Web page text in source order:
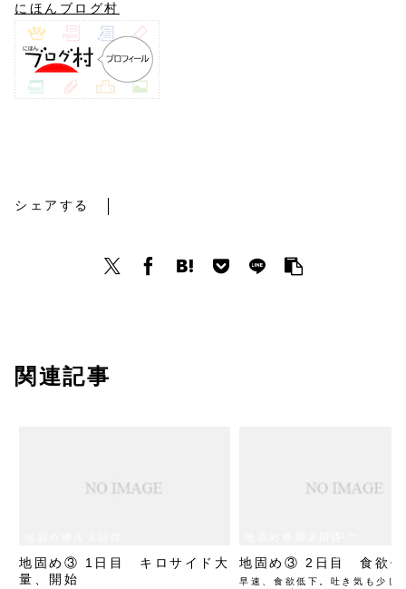
にほんブログ村
シェアする
関連記事
地固め③ 1日目 キロサイド大
量、開始
地固め③ 2日目 食欲低
早速、食欲低下。吐き気も少し
ルできます